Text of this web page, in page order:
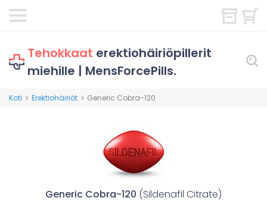
Tehokkaat erektiohäiriöpillerit
miehille | MensForcePills.
Koti > Erektiohäiriöt > Generic Cobra-120
Generic Cobra-120 (Sildenafil Citrate)